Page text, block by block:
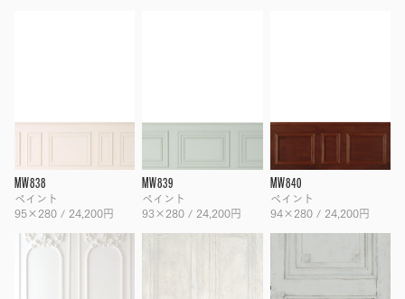
MW838
ペイント
95×280 / 24,200円
MW839
ペイント
93×280 / 24,200円
MW840
ペイント
94×280 / 24,200円